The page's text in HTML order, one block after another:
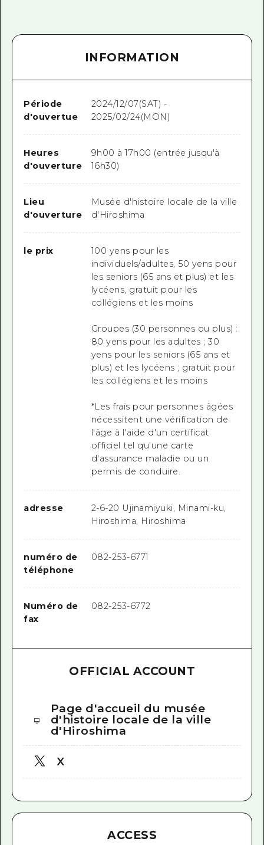
INFORMATION
Période
d'ouvertue
2024/12/07(SAT) -
2025/02/24(MON)
Heures
d'ouverture
9h00 à 17h00 (entrée jusqu'à
16h30)
Lieu
d'ouverture
Musée d'histoire locale de la ville
d'Hiroshima
le prix
100 yens pour les
individuels/adultes, 50 yens pour
les seniors (65 ans et plus) et les
lycéens, gratuit pour les
collégiens et les moins
Groupes (30 personnes ou plus) :
80 yens pour les adultes ; 30
yens pour les seniors (65 ans et
plus) et les lycéens ; gratuit pour
les collégiens et les moins
*Les frais pour personnes âgées
nécessitent une vérification de
l'âge à l'aide d'un certificat
officiel tel qu'une carte
d'assurance maladie ou un
permis de conduire.
adresse
2-6-20 Ujinamiyuki, Minami-ku,
Hiroshima, Hiroshima
numéro de
téléphone
082-253-6771
Numéro de
fax
082-253-6772
OFFICIAL ACCOUNT
Page d'accueil du musée
d'histoire locale de la ville
d'Hiroshima
X
ACCESS